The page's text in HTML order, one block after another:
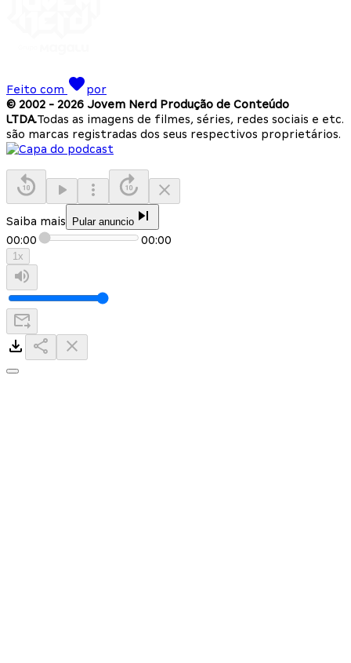
Feito com
por
© 2002 - 2026 Jovem Nerd Produção de Conteúdo
LTDA.Todas as imagens de filmes, séries, redes sociais e etc.
são marcas registradas dos seus respectivos proprietários.
Saiba mais Pular anuncio
00:00 00:00
1x